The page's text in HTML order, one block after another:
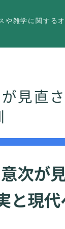
や雑学に関する
直さ